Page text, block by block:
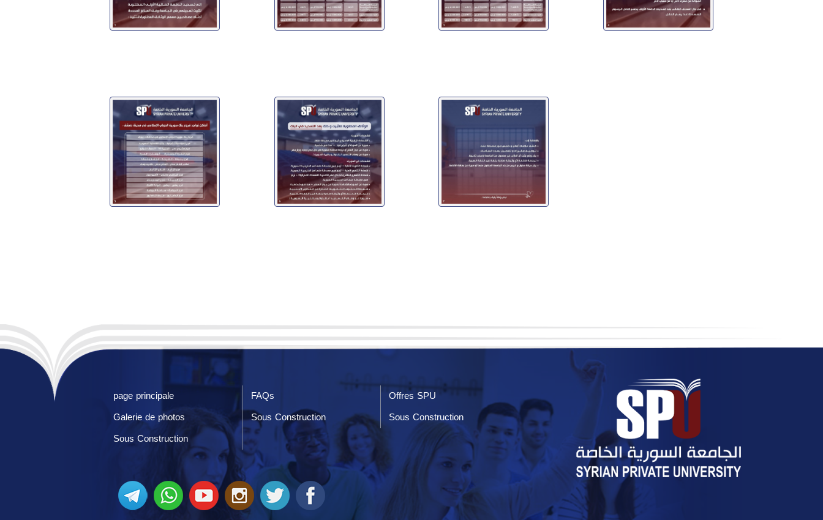
page principale FAQs
Offres SPU
Galerie de photos
Sous Construction
Sous Construction
Sous Construction